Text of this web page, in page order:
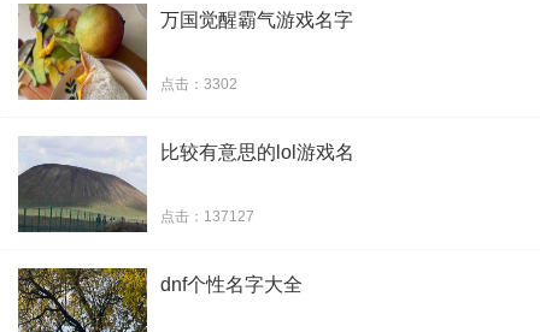
万国觉醒霸气游戏名字
点击：3302
比较有意思的lol游戏名
点击：137127
dnf个性名字大全